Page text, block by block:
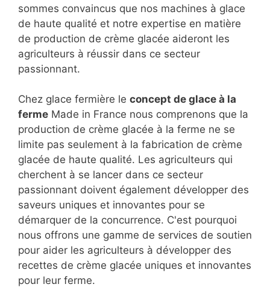
sommes convaincus que nos machines à glace
de haute qualité et notre expertise en matière
de production de crème glacée aideront les
agriculteurs à réussir dans ce secteur
passionnant.
Chez glace fermière le concept de glace à la
ferme Made in France nous comprenons que la
production de crème glacée à la ferme ne se
limite pas seulement à la fabrication de crème
glacée de haute qualité. Les agriculteurs qui
cherchent à se lancer dans ce secteur
passionnant doivent également développer des
saveurs uniques et innovantes pour se
démarquer de la concurrence. C'est pourquoi
nous offrons une gamme de services de soutien
pour aider les agriculteurs à développer des
recettes de crème glacée uniques et innovantes
pour leur ferme.